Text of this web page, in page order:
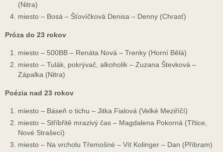
(Nitra)
miesto – Bosá – Šťovíčková Denisa – Denny (Chrasť)
Próza do 23 rokov
miesto – 500BB – Renáta Nová – Trenky (Horní Bělá)
miesto – Tulák, pokrývač, alkoholik – Zuzana Števková –
Zápalka (Nitra)
Poézia nad 23 rokov
miesto – Báseň o tichu – Jitka Fialová (Velké Meziříčí)
miesto – Stříbřitě mrazivý čas – Magdalena Pokorná (Třtice,
Nové Strašecí)
miesto – Na vrcholu Třemošné – Vít Kolinger – Dan (Příbram)